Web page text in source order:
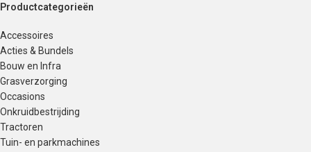
Productcategorieën
Accessoires
Acties & Bundels
Bouw en Infra
Grasverzorging
Occasions
Onkruidbestrijding
Tractoren
Tuin- en parkmachines